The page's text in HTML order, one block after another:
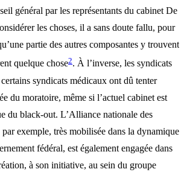
général par les représentants du cabinet De
les choses, il a sans doute fallu, pour
partie des autres composantes y trouvent
quelque chose2. À l’inverse, les syndicats
syndicats médicaux ont dû tenter
du moratoire, même si l’actuel cabinet est
du black-out. L’Alliance nationale des
exemple, très mobilisée dans la dynamique
fédéral, est également engagée dans
à son initiative, au sein du groupe